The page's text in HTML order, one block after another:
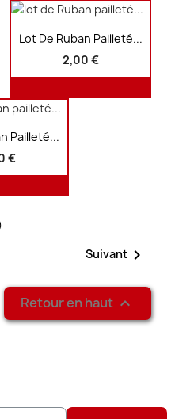
Aperçu rapide
Lot De Ruban Pailleté...
2,00 €
rapide
Pailleté...
€
Suivant 
Retour en haut 